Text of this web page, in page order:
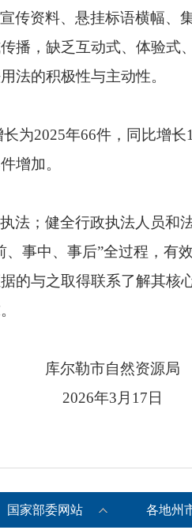
传资料、悬挂标语横幅、
播，缺乏互动式、体验式
法的积极性与主动性。
长为2025年66件，同比增长
增加。
法；健全行政执法人员和
、事中、事后”全过程，有
的与之取得联系了解其核
库尔勒市自然资源局
2026年3 月 17 日
国家部委网站 各地州